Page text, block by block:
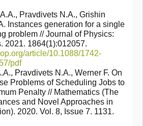
Pravdivets N.A., Grishin
Instances generation for a single
problem // Journal of Physics:
2021. 1864(1):012057.
article/10.1088/1742-
pdf
N.A., Werner F. On
Problems of Scheduling Jobs to
Penalty // Mathematics (The
and Novel Approaches in
2020. Vol. 8, Issue 7. 1131.